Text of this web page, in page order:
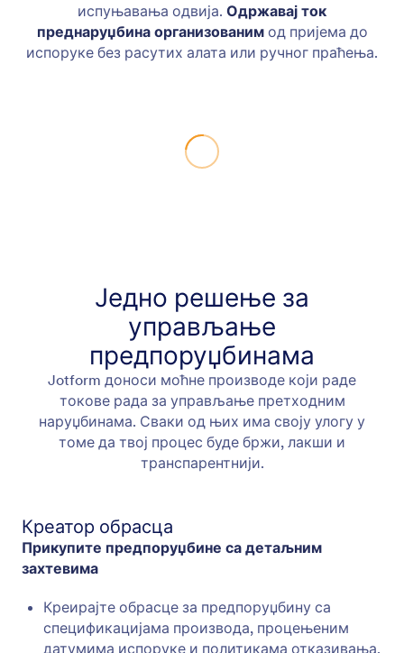
испуњавања одвија. Одржавај ток
преднаруџбина организованимод пријема до
испоруке без расутих алата или ручног праћења.
Једно решење за
управљање
предпоруџбинама
Jotform доноси моћне производе који раде
токове рада за управљање претходним
наруџбинама. Сваки од њих има своју улогу у
томе да твој процес буде бржи, лакши и
транспарентнији.
Креатор обрасца
Прикупите предпоруџбине са детаљним
захтевима
Креирајте обрасце за предпоруџбину са
спецификацијама производа, процењеним
датумима испоруке и политикама отказивања.